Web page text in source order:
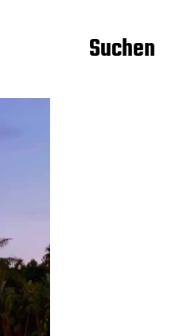
Suchen